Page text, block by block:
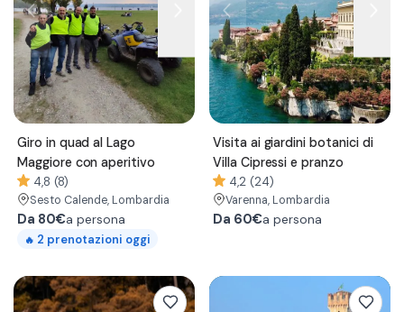
Giro in quad al Lago
Maggiore con aperitivo
4,8 (8)
Sesto Calende, Lombardia
Da 80€a persona
🔥 2 prenotazioni oggi
Visita ai giardini botanici di
Villa Cipressi e pranzo
4,2 (24)
Varenna, Lombardia
Da 60€a persona